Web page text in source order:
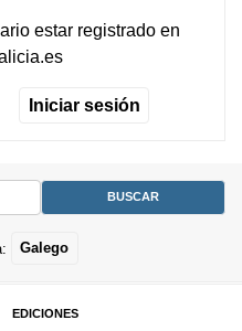
estar registradoen
Iniciar sesión
Galego
EDICIONES